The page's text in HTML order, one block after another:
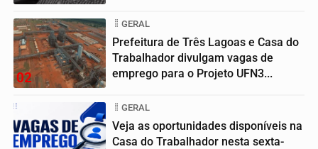
02
GERAL
Prefeitura de Três Lagoas e Casa do
Trabalhador divulgam vagas de
emprego para o Projeto UFN3...
GERAL
Veja as oportunidades disponíveis na
Casa do Trabalhador nesta sexta-